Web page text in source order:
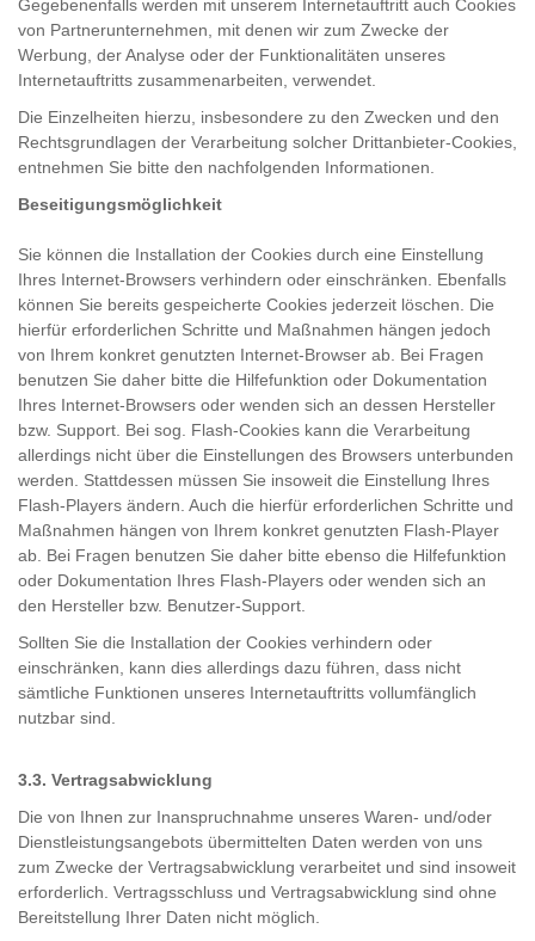
Gegebenenfalls werden mit unserem Internetauftritt auch Cookies
von Partnerunternehmen, mit denen wir zum Zwecke der
Werbung, der Analyse oder der Funktionalitäten unseres
Internetauftritts zusammenarbeiten, verwendet.
Die Einzelheiten hierzu, insbesondere zu den Zwecken und den
Rechtsgrundlagen der Verarbeitung solcher Drittanbieter-Cookies,
entnehmen Sie bitte den nachfolgenden Informationen.
Beseitigungsmöglichkeit
Sie können die Installation der Cookies durch eine Einstellung
Ihres Internet-Browsers verhindern oder einschränken. Ebenfalls
können Sie bereits gespeicherte Cookies jederzeit löschen. Die
hierfür erforderlichen Schritte und Maßnahmen hängen jedoch
von Ihrem konkret genutzten Internet-Browser ab. Bei Fragen
benutzen Sie daher bitte die Hilfefunktion oder Dokumentation
Ihres Internet-Browsers oder wenden sich an dessen Hersteller
bzw. Support. Bei sog. Flash-Cookies kann die Verarbeitung
allerdings nicht über die Einstellungen des Browsers unterbunden
werden. Stattdessen müssen Sie insoweit die Einstellung Ihres
Flash-Players ändern. Auch die hierfür erforderlichen Schritte und
Maßnahmen hängen von Ihrem konkret genutzten Flash-Player
ab. Bei Fragen benutzen Sie daher bitte ebenso die Hilfefunktion
oder Dokumentation Ihres Flash-Players oder wenden sich an
den Hersteller bzw. Benutzer-Support.
Sollten Sie die Installation der Cookies verhindern oder
einschränken, kann dies allerdings dazu führen, dass nicht
sämtliche Funktionen unseres Internetauftritts vollumfänglich
nutzbar sind.
3.3. Vertragsabwicklung
Die von Ihnen zur Inanspruchnahme unseres Waren- und/oder
Dienstleistungsangebots übermittelten Daten werden von uns
zum Zwecke der Vertragsabwicklung verarbeitet und sind insoweit
erforderlich. Vertragsschluss und Vertragsabwicklung sind ohne
Bereitstellung Ihrer Daten nicht möglich.